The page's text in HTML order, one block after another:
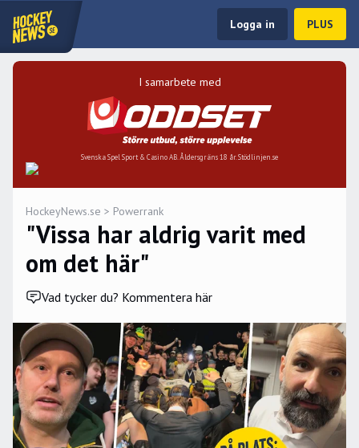
Logga in PLUS
I samarbete med
Svenska Spel Sport & Casino AB. Åldersgräns 18 år. Stödlinjen.se
HockeyNews.se > Powerrank
"Vissa har aldrig varit med
om det här"
Vad tycker du? Kommentera här